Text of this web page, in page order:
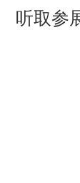
听取参